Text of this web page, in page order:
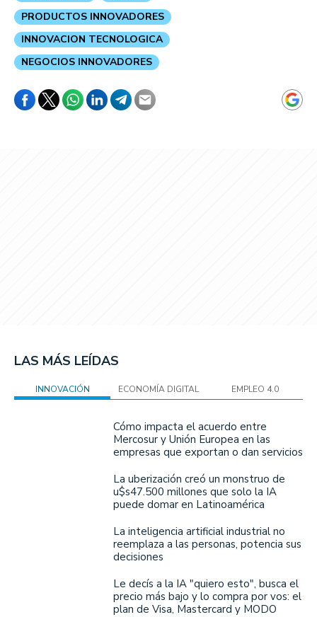
PRODUCTOS INNOVADORES
INNOVACION TECNOLOGICA
NEGOCIOS INNOVADORES
LAS MÁS LEÍDAS
INNOVACIÓN ECONOMÍA DIGITAL EMPLEO 4.0
Cómo impacta el acuerdo entre
Mercosur y Unión Europea en las
empresas que exportan o dan servicios
La uberización creó un monstruo de
u$s47.500 millones que solo la IA
puede domar en Latinoamérica
La inteligencia artificial industrial no
reemplaza a las personas, potencia sus
decisiones
Le decís a la IA "quiero esto", busca el
precio más bajo y lo compra por vos: el
plan de Visa, Mastercard y MODO